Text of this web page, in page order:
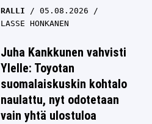
RALLI
05.08.2026
LASSE HONKANEN
Juha Kankkunen vahvisti
Ylelle: Toyotan
suomalaiskuskin kohtalo
naulattu, nyt odotetaan
vain yhtä ulostuloa